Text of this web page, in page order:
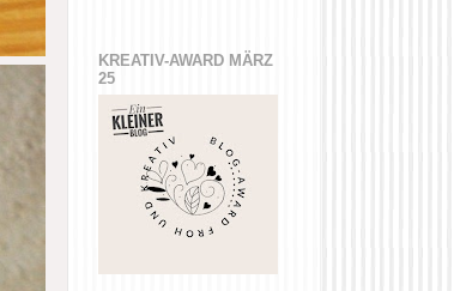
KREATIV-AWARD MÄRZ
25